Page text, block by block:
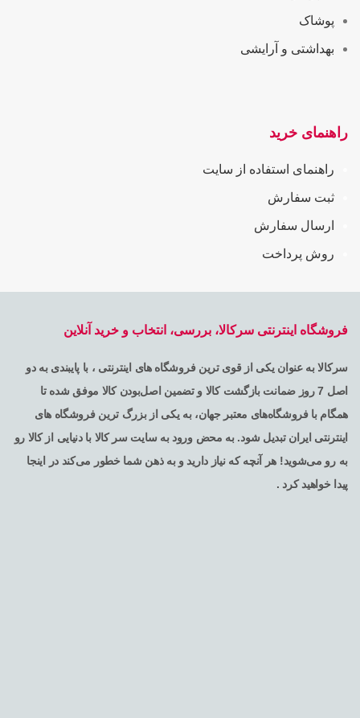
پوشاک
بهداشتی و آرایشی
راهنمای خرید
راهنمای استفاده از سایت
ثبت سفارش
ارسال سفارش
روش پرداخت
فروشگاه اینترنتی سرکالا، بررسی، انتخاب و خرید آنلاین
سرکالا به عنوان یکی از قوی ترین فروشگاه های اینترنتی ، با پایبندی به دو
اصل 7 روز ضمانت بازگشت کالا و تضمین اصل‌بودن کالا موفق شده تا
همگام با فروشگاه‌های معتبر جهان، به یکی از بزرگ ترین فروشگاه های
اینترنتی ایران تبدیل شود. به محض ورود به سایت سر کالا با دنیایی از کالا رو
به رو می‌شوید! هر آنچه که نیاز دارید و به ذهن شما خطور می‌کند در اینجا
پیدا خواهید کرد .